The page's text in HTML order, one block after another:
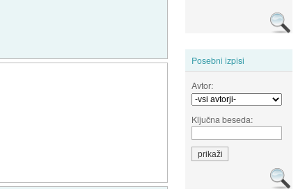
Posebni izpisi
Avtor:
Ključna beseda: